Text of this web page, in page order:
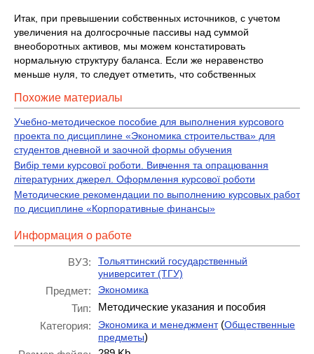
Итак, при превышении собственных источников, с учетом
увеличения на долгосрочные пассивы над суммой
внеоборотных активов, мы можем констатировать
нормальную структуру баланса. Если же неравенство
меньше нуля, то следует отметить, что собственных
Похожие материалы
Учебно-методическое пособие для выполнения курсового
проекта по дисциплине «Экономика строительства» для
студентов дневной и заочной формы обучения
Вибір теми курсової роботи. Вивчення та опрацювання
літературних джерел. Оформлення курсової роботи
Методические рекомендации по выполнению курсовых работ
по дисциплине «Корпоративные финансы»
Информация о работе
ВУЗ:
Тольяттинский государственный
университет (ТГУ)
Предмет: Экономика
Тип:
Методические указания и пособия
Категория:
Экономика и менеджмент(Общественные
предметы)